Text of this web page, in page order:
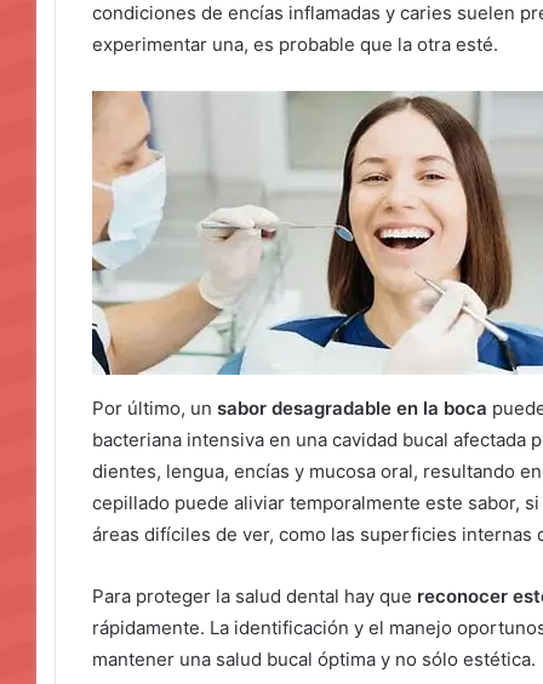
condiciones de encías inflamadas y caries suelen
experimentar una, es probable que la otra esté.
Por último, un sabor desagradable en la boca
bacteriana intensiva en una cavidad bucal afectada
dientes, lengua, encías y mucosa oral, resultando
cepillado puede aliviar temporalmente este sabor,
áreas difíciles de ver, como las superficies internas
Para proteger la salud dental hay que reconocer
rápidamente. La identificación y el manejo
mantener una salud bucal óptima y no sólo estética.